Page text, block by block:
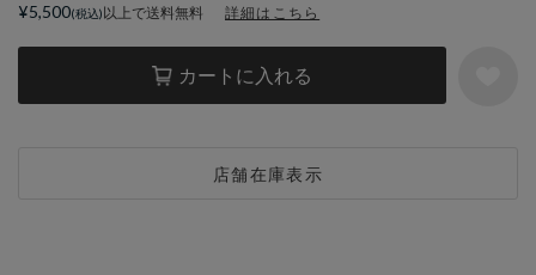
カートに入れる
店舗在庫表示
¥5,500 以上で送料無料 詳細はこちら